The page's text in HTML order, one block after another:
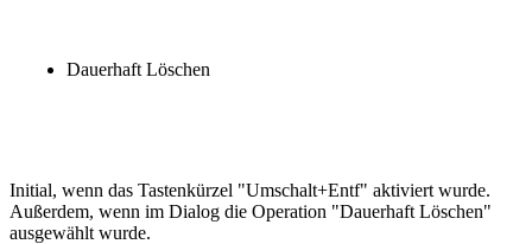
Dauerhaft Löschen
Initial, wenn das Tastenkürzel "Umschalt+Entf" aktiviert wurde.
Außerdem, wenn im Dialog die Operation "Dauerhaft Löschen"
ausgewählt wurde.